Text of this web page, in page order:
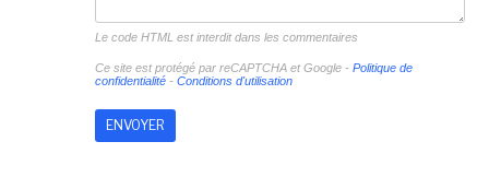
Le code HTML est interdit dans les commentaires
Ce site est protégé par reCAPTCHA et Google - Politique de
confidentialité- Conditions d'utilisation